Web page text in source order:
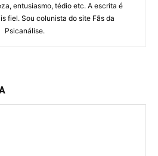
entusiasmo, tédio etc. A escrita é
fiel. Sou colunista do site Fãs da
Psicanálise.